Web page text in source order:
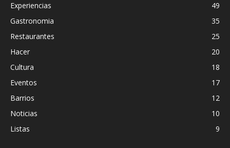
Experiencias
49
Gastronomia
35
Restaurantes
25
Hacer
20
Cultura
18
Eventos
17
Barrios
12
Noticias
10
Listas
9